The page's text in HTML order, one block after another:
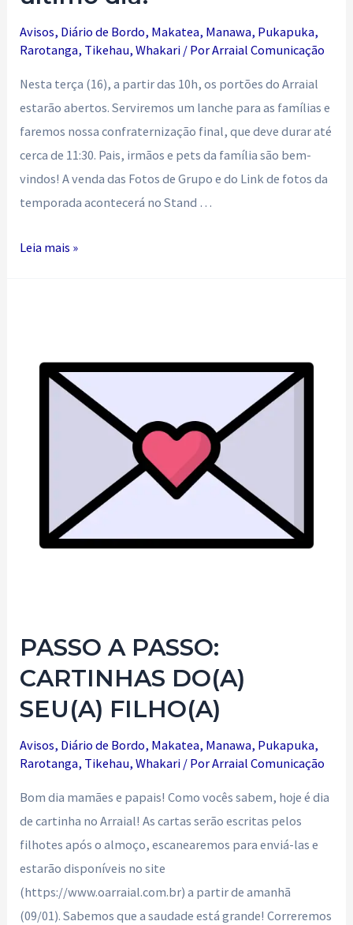
Avisos, Diário de Bordo, Makatea, Manawa, Pukapuka,
Rarotanga, Tikehau,Whakari / PorArraial Comunicação
Nesta terça (16), a partir das 10h, os portões do Arraial
estarão abertos. Serviremos um lanche para as famílias e
faremos nossa confraternização final, que deve durar até
cerca de 11:30. Pais, irmãos e pets da família são bem-
vindos! A venda das Fotos de Grupo e do Link de fotos da
temporada acontecerá no Stand …
Informações
Leia mais »
PASSO A PASSO:
CARTINHAS DO(A)
SEU(A) FILHO(A)
Avisos, Diário de Bordo, Makatea, Manawa, Pukapuka,
Rarotanga, Tikehau,Whakari / PorArraial Comunicação
Bom dia mamães e papais! Como vocês sabem, hoje é dia
de cartinha no Arraial! As cartas serão escritas pelos
filhotes após o almoço, escanearemos para enviá-las e
estarão disponíveis no site
(https://www.oarraial.com.br) a partir de amanhã
(09/01). Sabemos que a saudade está grande! Correremos